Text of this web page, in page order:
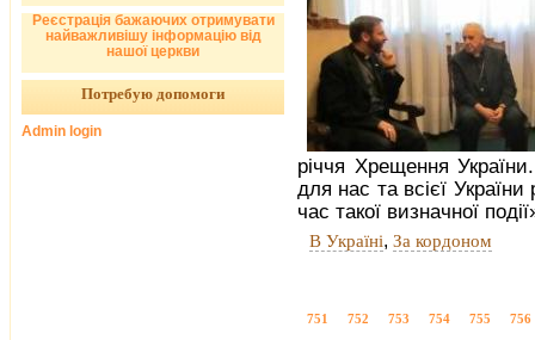
річчя Хрещення
для нас та всієї
час такої визначної
В Україні, За кордоном
751 752 753 754 755 756
Реєстрація бажаючих отримувати
найважливішу інформацію від
нашої церкви
Потребую допомоги
Admin login